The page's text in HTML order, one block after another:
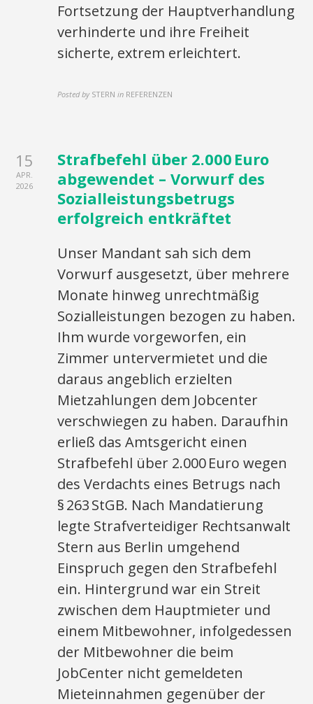
Fortsetzung der Hauptverhandlung
verhinderte und ihre Freiheit
sicherte, extrem erleichtert.
Posted by STERN in REFERENZEN
15
APR.
2026
Strafbefehl über 2.000 Euro
abgewendet – Vorwurf des
Sozialleistungsbetrugs
erfolgreich entkräftet
Unser Mandant sah sich dem
Vorwurf ausgesetzt, über mehrere
Monate hinweg unrechtmäßig
Sozialleistungen bezogen zu haben.
Ihm wurde vorgeworfen, ein
Zimmer untervermietet und die
daraus angeblich erzielten
Mietzahlungen dem Jobcenter
verschwiegen zu haben. Daraufhin
erließ das Amtsgericht einen
Strafbefehl über 2.000 Euro wegen
des Verdachts eines Betrugs nach
§ 263 StGB. Nach Mandatierung
legte Strafverteidiger Rechtsanwalt
Stern aus Berlin umgehend
Einspruch gegen den Strafbefehl
ein. Hintergrund war ein Streit
zwischen dem Hauptmieter und
einem Mitbewohner, infolgedessen
der Mitbewohner die beim
JobCenter nicht gemeldeten
Mieteinnahmen gegenüber der